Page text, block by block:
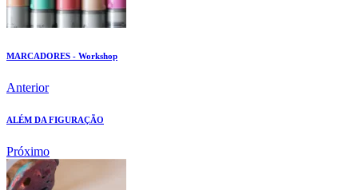
MARCADORES - Workshop
Anterior
ALÉM DA FIGURAÇÃO
Próximo